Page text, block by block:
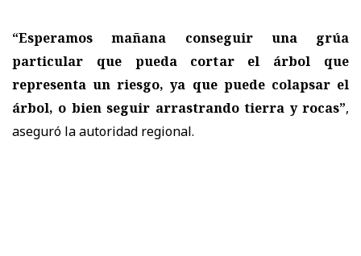
“Esperamos mañana conseguir una grúa
particular que pueda cortar el árbol que
representa un riesgo, ya que puede colapsar el
árbol, o bien seguir arrastrando tierra y rocas”,
aseguró la autoridad regional.